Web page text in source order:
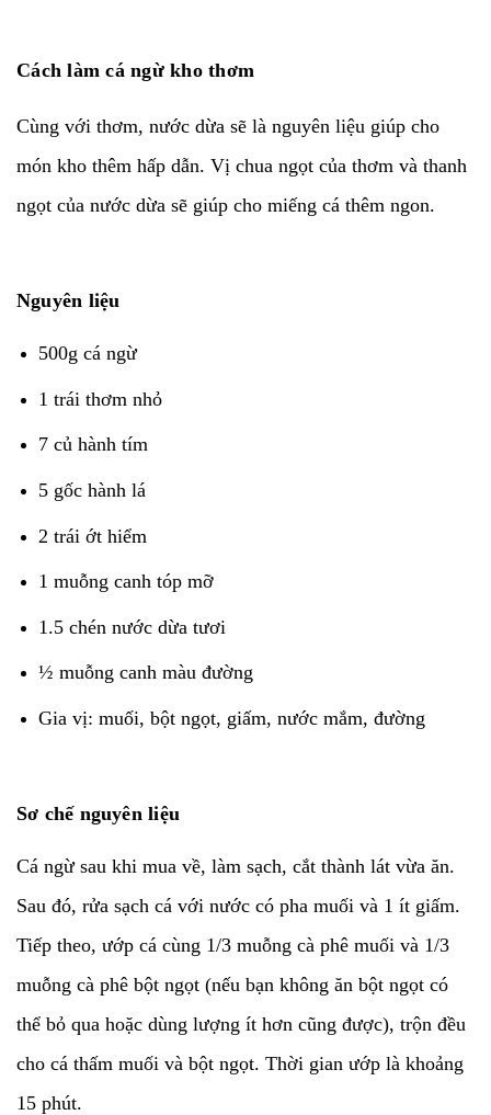
Cách làm cá ngừ kho thơm
Cùng với thơm, nước dừa sẽ là nguyên liệu giúp cho
món kho thêm hấp dẫn. Vị chua ngọt của thơm và thanh
ngọt của nước dừa sẽ giúp cho miếng cá thêm ngon.
Nguyên liệu
500g cá ngừ
1 trái thơm nhỏ
7 củ hành tím
5 gốc hành lá
2 trái ớt hiểm
1 muỗng canh tóp mỡ
1.5 chén nước dừa tươi
½ muỗng canh màu đường
Gia vị: muối, bột ngọt, giấm, nước mắm, đường
Sơ chế nguyên liệu
Cá ngừ sau khi mua về, làm sạch, cắt thành lát vừa ăn.
Sau đó, rửa sạch cá với nước có pha muối và 1 ít giấm.
Tiếp theo, ướp cá cùng 1/3 muỗng cà phê muối và 1/3
muỗng cà phê bột ngọt (nếu bạn không ăn bột ngọt có
thể bỏ qua hoặc dùng lượng ít hơn cũng được), trộn đều
cho cá thấm muối và bột ngọt. Thời gian ướp là khoảng
15 phút.